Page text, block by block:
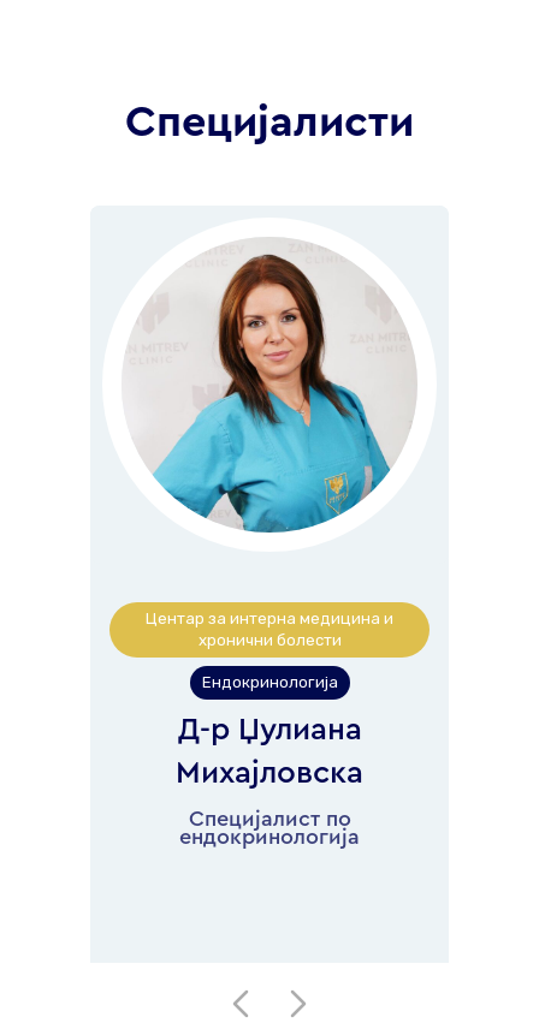
Специјалисти
Центар за интерна медицина и
хронични болести
Ендокринологија
Д-р Џулиана
Михајловска
Специјалист по
ендокринологија